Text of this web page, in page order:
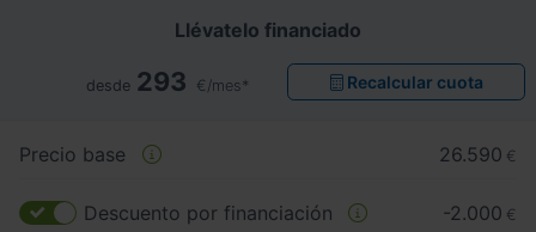
Llévatelo financiado
desde 293 €/mes* Recalcular cuota
Precio base 26.590 €
Descuento por financiación -2.000 €